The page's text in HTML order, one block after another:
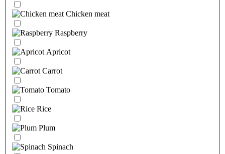
Chicken meat
Raspberry
Apricot
Carrot
Tomato
Rice
Plum
Spinach